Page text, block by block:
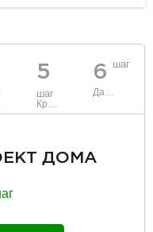
5
шаг
Крыша
6 шаг
Данные
ДОМА